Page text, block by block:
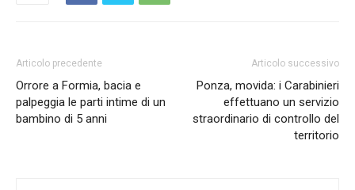
Articolo precedente
Orrore a Formia, bacia e
palpeggia le parti intime di un
bambino di 5 anni
Articolo successivo
Ponza, movida: i Carabinieri
effettuano un servizio
straordinario di controllo del
territorio